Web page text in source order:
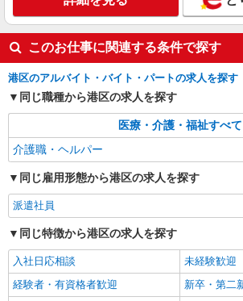
広尾駅☆就労支援施設の
問/未経験OK
【正社員】月給240,000
給：200,000円〜220,000円
30,000円 ・役職手当：
善手当：20,000〜60,000円
により変動） ・固定残業手
間） ※固定残業時間を超過
手当として別途支給 ・夜勤
歓迎 ・認知症介護基礎研修
者研修 ・介護福祉士 など
港区内に多数
このお仕事に関連する条件で探す
港区のアルバイト・バイト・パートの求人を探す
同じ職種から港区の求人を探す
医療・介護・福祉すべて
介護職・ヘルパー
同じ雇用形態から港区の求人を探す
派遣社員
同じ特徴から港区の求人を探す
入社日応相談
未経験歓迎
経験者・有資格者歓迎
新卒・第二